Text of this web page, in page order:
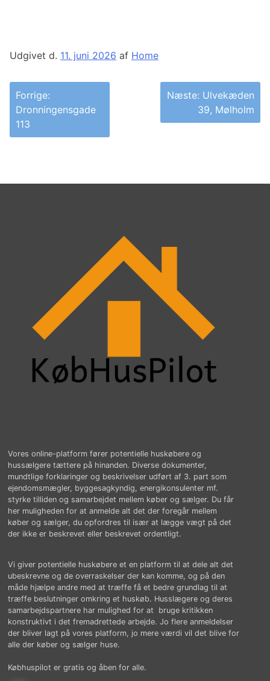
Udgivet d. 11. juni 2026 af Home
Indlægsnavigation
Forrige:
Dronningensgade
113
Næste: Ulvekæden
39, Mølholm
Vores online-platform fører potentielle huskøbere og
hussælgere tættere på hinanden. Diverse dokumenter,
mundtlige forklaringer og beskrivelser udført af 3. part som
ejendomsmægler, byggesagkyndig, energikonsulenter mf.
styrke tilliden og samarbejdet mellem køber og sælger. Du får
her muligheden for at anmelde alt det der foregår mellem
køber og sælger, du opfordres til især at lægge vægt på det
der ikke er beskrevet eller beskrevet ordentligt.
Vi giver potentielle huskøbere et en platform til at dele alt det
ubeskrevne og de overraskelser der kan komme, og på den
måde hjælpe andre med at træffe få et bedre grundlag til at
træffe beslutninger omkring et huskøb. Husslægere og deres
samarbejdspartnere har mulighed for at bruge kritikken
konstruktivt i det fremadrettede arbejde. Jo flere anmeldelser
der bliver lagt på vores platform, jo mere værdi vil det blive for
alle der køber og sælger huse.
Købhuspilot er gratis og åben for alle.